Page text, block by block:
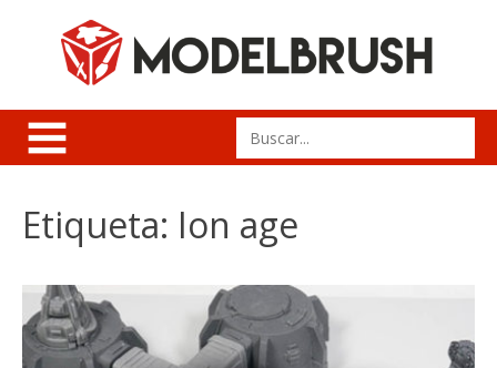
Search
for:
Etiqueta: Ion age